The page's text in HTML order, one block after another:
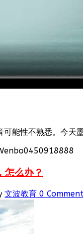
能性不熟悉。今天
怎么办？
文波教育 0